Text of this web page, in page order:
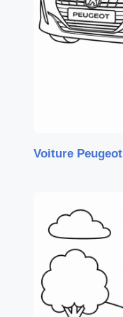
Voiture Peugeot